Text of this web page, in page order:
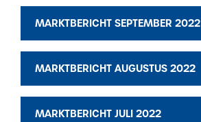
MARKTBERICHT SEPTEMBER 2022
MARKTBERICHT AUGUSTUS 2022
MARKTBERICHT JULI 2022